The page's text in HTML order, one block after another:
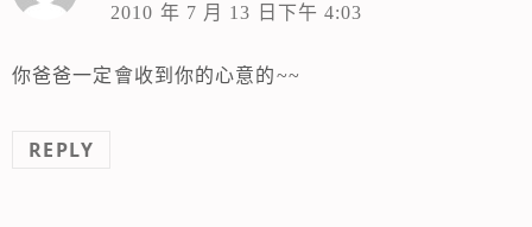
2010 年 7 月 13 日下午 4:03
你爸爸一定會收到你的心意的~~
REPLY